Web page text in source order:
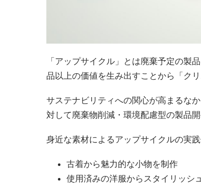
「アップサイクル」とは廃棄予定の
品以上の価値を生み出すことから「ク
サステナビリティへの関心が高まるな
対して廃棄物削減・環境配慮型の製品
身近な素材によるアップサイクルの実
古着から魅力的な小物を制作
使用済みの洋服からスタイリッシ